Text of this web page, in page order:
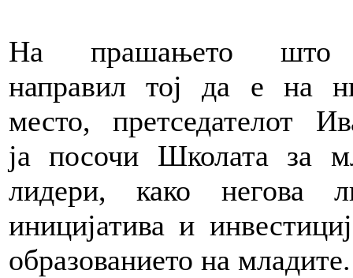
На прашањето
направил тој да е на
место, претседателот
ја посочи Школата за
лидери, како негова
иницијатива и
образованието на младите.